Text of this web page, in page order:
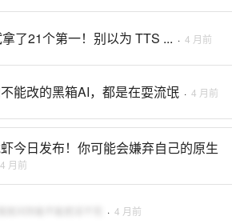
了21个第一！别以为 TTS ... · 4 月前
能改的黑箱AI，都是在耍流氓 · 4 月前
今日发布！你可能会嫌弃自己的原生
4 月前
· 4 月前